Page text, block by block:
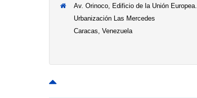
Av. Orinoco, Edificio de la Unión Europea.
Urbanización Las Mercedes
Caracas, Venezuela